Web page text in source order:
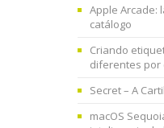
Apple Arcade:
catálogo
Criando
diferentes por
Secret – A
macOS